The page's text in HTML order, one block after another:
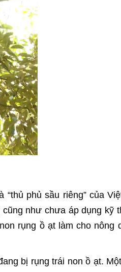
phủ sầu riêng” của
như chưa áp dụng kỹ
rụng ồ ạt làm cho nông
bị rụng trái non ồ ạt.